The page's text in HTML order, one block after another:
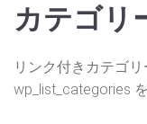
カテゴリ
リンク付きカテゴリ
wp_list_categories